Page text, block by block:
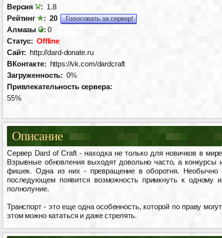
Версия
: 1.8
Рейтинг
: 20 Голосовать за сервер!
Алмазы : 0
Статус: Offline
Сайт: http://dard-donate.ru
ВКонтакте: https://vk.com/dardcraft
Загруженность: 0%
Привлекательность сервера:
55%
Описание
Сервер Dard of Craft - находка не только для новичков в
Взрывные обновления выходят довольно часто, а
фишек. Одна из них - превращение в оборотня. Необычно
последующем появится возможность примкнуть к одному
полнолуние.
Транспорт - это еще одна особенность, которой по праву
этом можно кататься и даже стрелять.